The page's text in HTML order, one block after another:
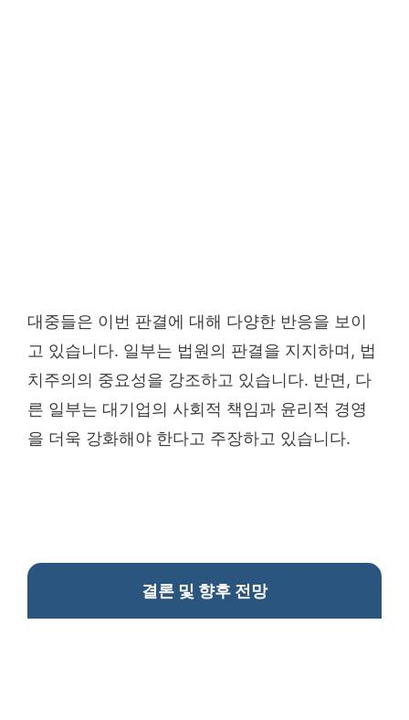
대중들은 이번 판결에 대해 다양한 반응을 보이
고 있습니다. 일부는 법원의 판결을 지지하며, 법
치주의의 중요성을 강조하고 있습니다. 반면, 다
른 일부는 대기업의 사회적 책임과 윤리적 경영
을 더욱 강화해야 한다고 주장하고 있습니다.
결론 및 향후 전망